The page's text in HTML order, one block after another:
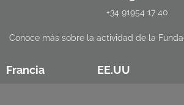
+34 91954 17 40
Conoce más sobre la actividad de la
Francia EE.UU